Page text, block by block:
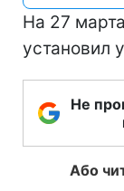
На 27
установил
Не
Або